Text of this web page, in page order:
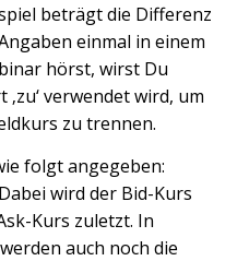
beträgt die Differenz
einmal in einem
hörst, wirst Du
verwendet wird, um
zu trennen.
folgt angegeben:
wird der Bid-Kurs
Kurs zuletzt. In
auch noch die